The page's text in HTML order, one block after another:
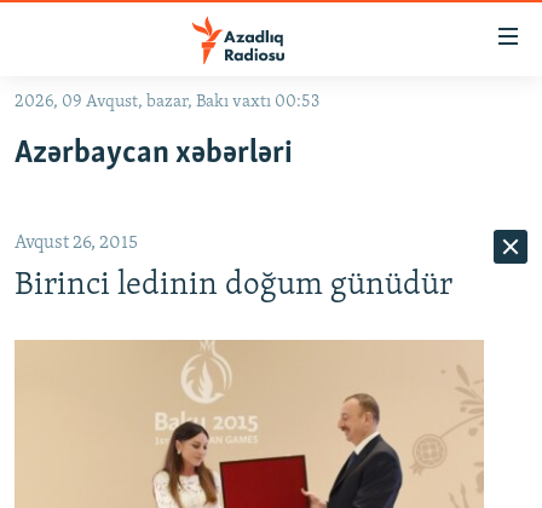
Əsas
qayıt
qayıt
Axtarışa
#ƏSLINDƏ
QANUNI DOĞRU
2026, 09 Avqust, bazar, Bakı vaxtı 00:53
Azərbaycan xəbərləri
Avqust 26, 2015
Birinci ledinin doğum günüdür